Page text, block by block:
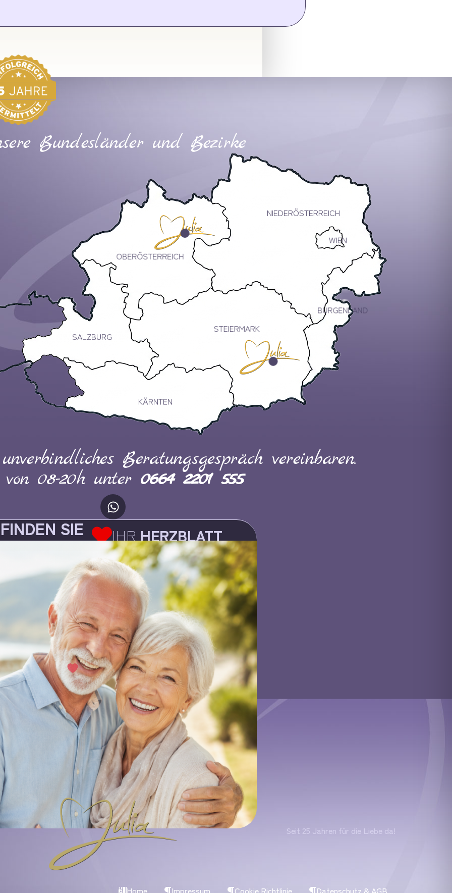
Bundesländer und Bezirke
OBERÖSTERREICH
STEIERMARK
NIEDERÖSTERREICH
SALZBURG
WIEN
KÄRNTEN
BURGENLAND
Beratungsgespräch vereinbaren.
08-20h unter 0664 2201 555
FINDEN SIE IHRHERZBLATT
Seit 25 Jahren für die Liebe da!
Home Impressum Cookie Richtlinie Datenschutz & AGB